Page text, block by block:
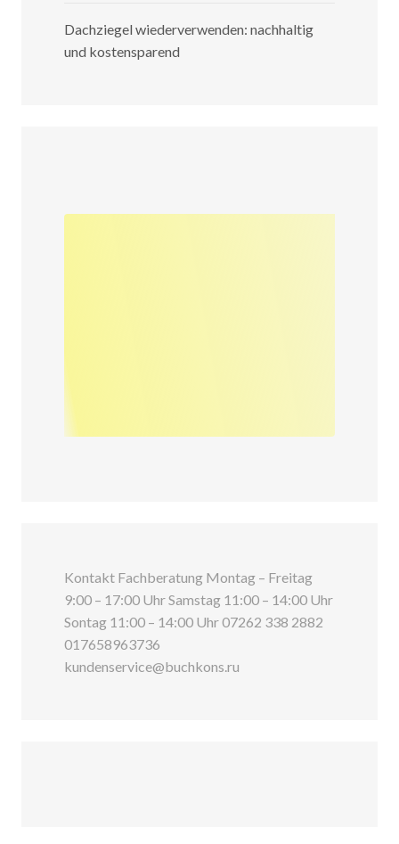
Dachziegel wiederverwenden: nachhaltig
und kostensparend
Kontakt Fachberatung Montag – Freitag
9:00 – 17:00 Uhr Samstag 11:00 – 14:00 Uhr
Sontag 11:00 – 14:00 Uhr 07262 338 2882
017658963736
kundenservice@buchkons.ru